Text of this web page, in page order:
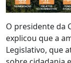
O presidente da
explicou que a
Legislativo, que